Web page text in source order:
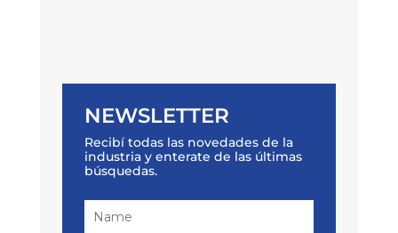
NEWSLETTER
Recibí todas las novedades de la
industria y enterate de las últimas
búsquedas.